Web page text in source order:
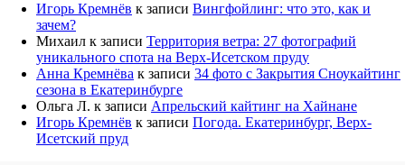
Игорь Кремнёв к записи Вингфойлинг: что это, как и
зачем?
Михаил к записи Территория ветра: 27 фотографий
уникального спота на Верх-Исетском пруду
Анна Кремнёва к записи 34 фото с Закрытия Сноукайтинг
сезона в Екатеринбурге
Ольга Л. к записи Апрельский кайтинг на Хайнане
Игорь Кремнёв к записи Погода. Екатеринбург, Верх-
Исетский пруд